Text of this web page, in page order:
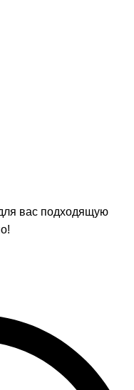
вас подходящую